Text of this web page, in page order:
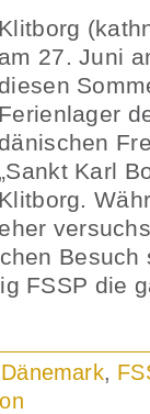
Klitborg
am 27. Juni
diesen
Ferienlager
dänischen
Karl
Klitborg.
FSSP die
Dänemark,